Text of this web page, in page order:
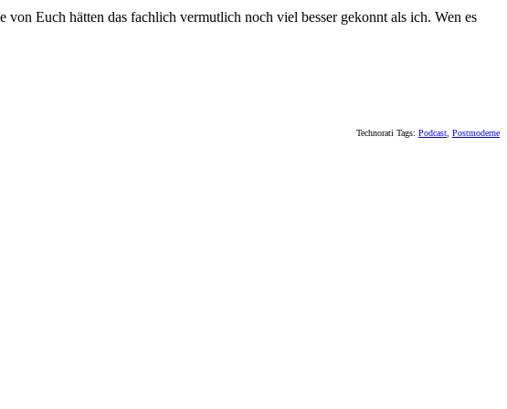
Euch hätten das fachlich vermutlich noch viel besser gekonnt als ich. Wen es
Technorati Tags: Podcast Postmoderne